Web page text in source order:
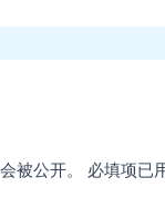
被公开。 必填项已